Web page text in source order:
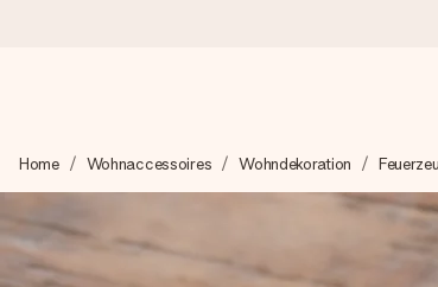
Wir bereiten dein Geschenk sorgfältig vor und
4,8 (basierend auf +15.000
Home Wohnaccessoires Wohndekoration